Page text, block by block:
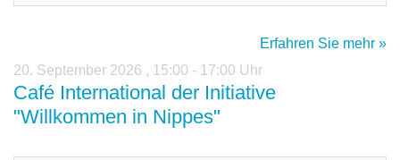
Erfahren Sie mehr »
20. September 2026 , 15:00 - 17:00 Uhr
Café International der Initiative
"Willkommen in Nippes"